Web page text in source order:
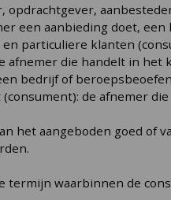
opdrachtgever,
een aanbieding doet,
particuliere klanten
afnemer die handelt in
bedrijf of
de afnemer
het aangeboden goed of
termijn waarbinnen de